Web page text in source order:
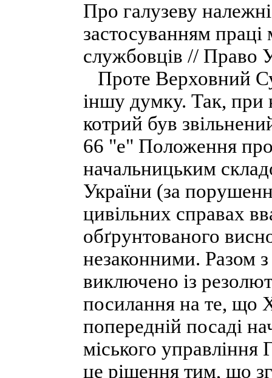
Про галузеву
застосуванням
службовців // Право
Проте Верховний
іншу думку. Так, при
котрий був
66 "е" Положення
начальницьким
України (за
цивільних справах
обґрунтованого
незаконними. Разом
виключено із
посилання на те, що
попередній посаді
міського
це рішення тим, що